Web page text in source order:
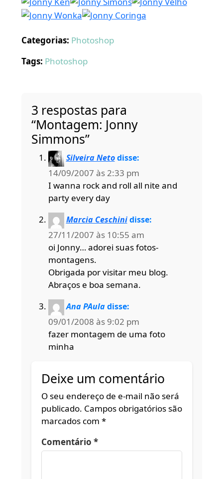
Categorias: Photoshop
Tags: Photoshop
3 respostas para
“Montagem: Jonny
Simmons”
Silveira Neto disse:
14/09/2007 às 2:33 pm
I wanna rock and roll all nite and
party every day
Marcia Ceschini disse:
27/11/2007 às 10:55 am
oi Jonny… adorei suas fotos-
montagens.
Obrigada por visitar meu blog.
Abraços e boa semana.
Ana PAula disse:
09/01/2008 às 9:02 pm
fazer montagem de uma foto
minha
Deixe um comentário
O seu endereço de e-mail não será
publicado. Campos obrigatórios são
marcados com *
Comentário *